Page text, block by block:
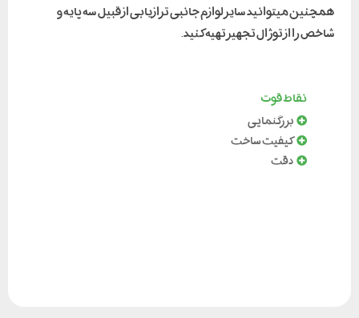
همچنین میتوانید سایر لوازم جانبی ترازیابی از قبیل سه پایه و
شاخص را از توژال تجهیز تهیه کنید.
نقاط قوت
بزرگنمایی
کیفیت ساخت
دقت